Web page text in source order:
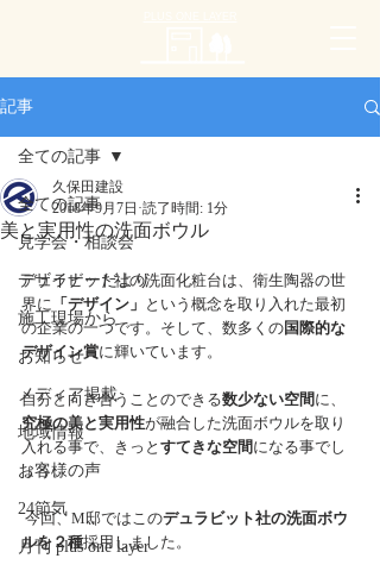
記事
全ての記事
見学会・相談会
デザイナーだより
施工現場から
お知らせ
メディア掲載
地域情報
お客様の声
24節気
月刊 plus one layer
全ての記事
美と実用性の洗面ボウル
久保田建設
2018年9月7日 読了時間: 1分
デュラビット社の洗面化粧台は、衛生陶器の世
界に 「デザイン」 という概念を取り入れた最初
の企業の一つです。そして、数多くの国際的な
デザイン賞に輝いています。
自分と向き合うことのできる数少ない空間 に、
究極の美と実用性が融合した洗面ボウルを取り
入れる事で、きっと すてきな空間 になる事でし
ょう。
今回、M邸ではこのデュラビット社の洗面ボウ
ルを２種採用しました。